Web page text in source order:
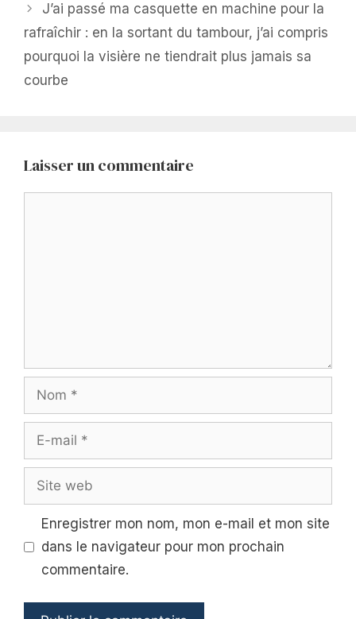
J’ai passé ma casquette en machine pour la
rafraîchir : en la sortant du tambour, j’ai compris
pourquoi la visière ne tiendrait plus jamais sa
courbe
Laisser un commentaire
Nom
mail
Site
web
Enregistrer mon nom, mon e-mail et mon site
dans le navigateur pour mon prochain
commentaire.